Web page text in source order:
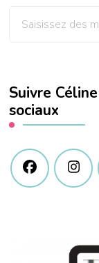
?
Suivre
sociaux